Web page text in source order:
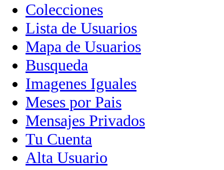
Colecciones
Lista de Usuarios
Mapa de Usuarios
Busqueda
Imagenes Iguales
Meses por Pais
Mensajes Privados
Tu Cuenta
Alta Usuario